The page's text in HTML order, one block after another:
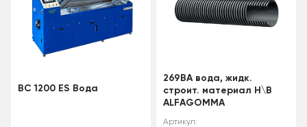
BC 1200 ES Вода
269BA вода, жидк.
строит. материал Н\В
ALFAGOMMA
Артикул: